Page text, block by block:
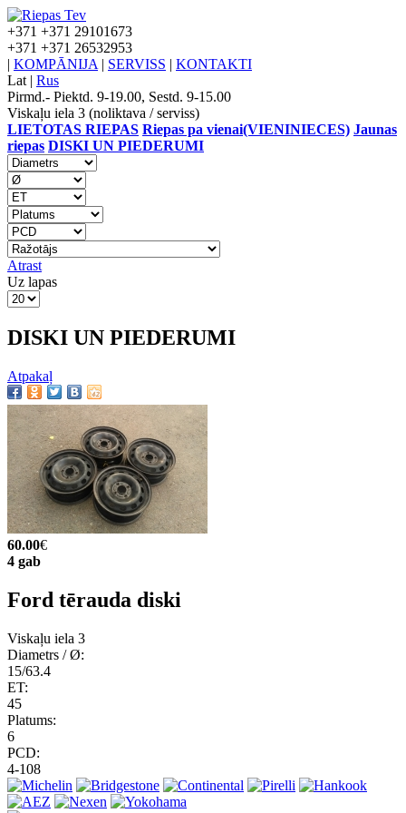
+371 +371 29101673
+371 +371 26532953
| KOMPĀNIJA | SERVISS | KONTAKTI
Lat | Rus
Pirmd.- Piektd. 9-19.00, Sestd. 9-15.00
Viskaļu iela 3 (noliktava / serviss)
LIETOTAS RIEPAS Riepas pa vienai(VIENINIECES) Jaunas
riepas DISKI UN PIEDERUMI
Atrast
Uz lapas
DISKI UN PIEDERUMI
Atpakaļ
60.00€
4 gab
Ford tērauda diski
Viskaļu iela 3
Diametrs / Ø:
15/63.4
ET:
45
Platums:
6
PCD:
4-108